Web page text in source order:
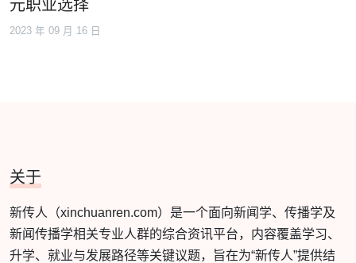
元职业选择
2023 年 09 月 16 日
关于
新传人（xinchuanren.com）是一个面向新闻学、传播学及
新闻传播学相关专业人群的综合资讯平台，内容覆盖学习、
升学、就业与发展路径等关键议题，旨在为“新传人”提供结